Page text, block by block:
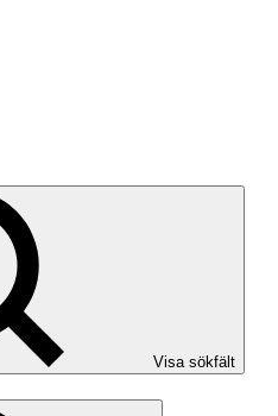
Visa sökfält